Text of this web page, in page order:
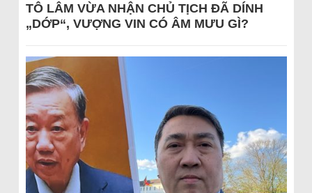
TÔ LÂM VỪA NHẬN CHỦ TỊCH ĐÃ DÍNH
„DỚP“, VƯỢNG VIN CÓ ÂM MƯU GÌ?